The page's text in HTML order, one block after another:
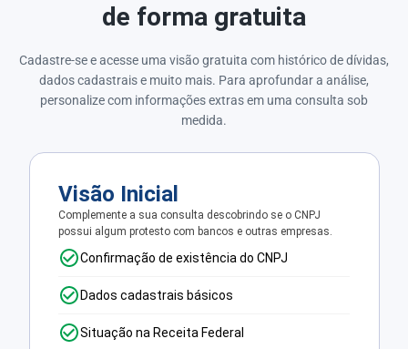
de forma gratuita
Cadastre-se e acesse uma visão gratuita com histórico de dívidas,
dados cadastrais e muito mais. Para aprofundar a análise,
personalize com informações extras em uma consulta sob
medida.
Visão Inicial
Complemente a sua consulta descobrindo se o CNPJ
possui algum protesto com bancos e outras empresas.
Confirmação de existência do CNPJ
Dados cadastrais básicos
Situação na Receita Federal